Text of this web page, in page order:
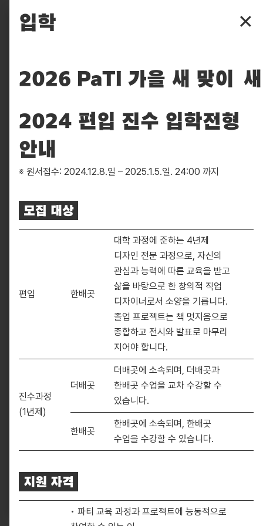
파주타이포그라피배곳
배움
입학
후원
찾아보기
피읖
입학 ✕
2026 PaTI 가을 새 맞이
2024 편입 진수 입학전형
안내
※ 원서접수: 2024.12.8.일 – 2025.1.5.일. 24:00 까지
모집 대상
편입 한배곳
대학 과정에 준하는 4년제
디자인 전문 과정으로, 자신의
관심과 능력에 따른 교육을 받고
삶을 바탕으로 한 창의적 직업
디자이너로서 소양을 기릅니다.
졸업 프로젝트는 책 멋지음으로
종합하고 전시와 발표로 마무리
지어야 합니다.
진수과정
(1년제)
더배곳
더배곳에 소속되며, 더배곳과
한배곳 수업을 교차 수강할 수
있습니다.
한배곳
한배곳에 소속되며, 한배곳
수업을 수강할 수 있습니다.
지원 자격
• 파티 교육 과정과 프로젝트에 능동적으로
10881, 경기도 파주시 회동길 330
info@pati.kr